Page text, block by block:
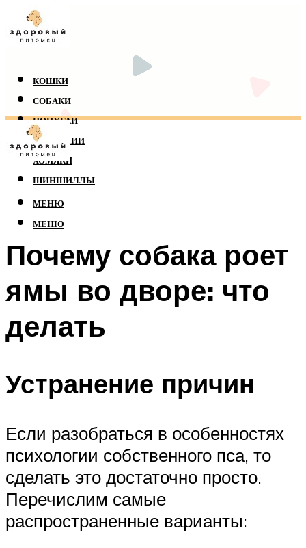
КОШКИ
СОБАКИ
ПОПУГАИ
РЕПТИЛИИ
ХОМЯКИ
ШИНШИЛЛЫ
МЕНЮ
МЕНЮ
Почему собака роет
ямы во дворе: что
делать
Устранение причин
Если разобраться в особенностях
психологии собственного пса, то
сделать это достаточно просто.
Перечислим самые
распространенные варианты: